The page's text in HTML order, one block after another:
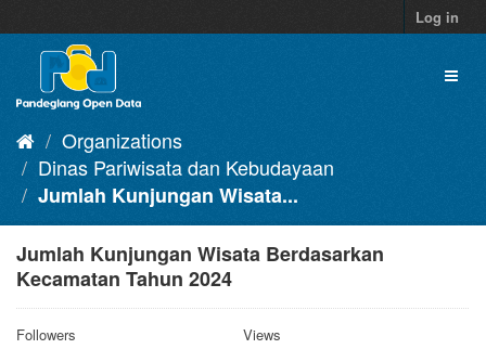
to
content
Log in
Organizations
Dinas Pariwisata dan Kebudayaan
Jumlah Kunjungan Wisata...
Jumlah Kunjungan Wisata Berdasarkan
Kecamatan Tahun 2024
Followers Views